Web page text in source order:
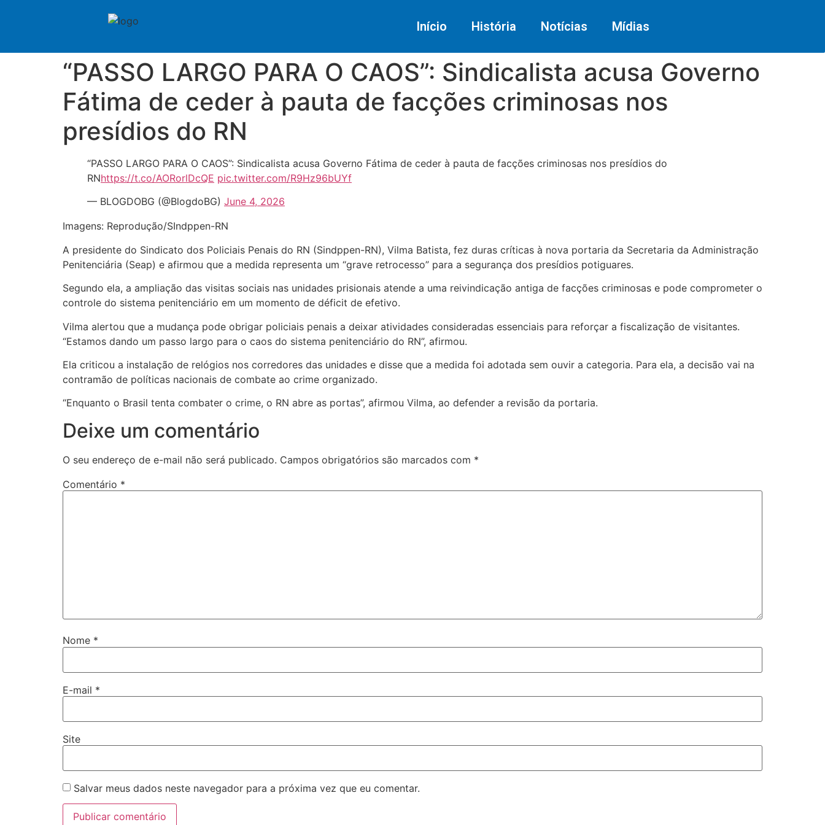
Início História Notícias Mídias
“PASSO LARGO PARA O CAOS”: Sindicalista acusa Governo
Fátima de ceder à pauta de facções criminosas nos
presídios do RN
“PASSO LARGO PARA O CAOS”: Sindicalista acusa Governo Fátima de ceder à pauta de facções criminosas nos presídios do
RNhttps://t.co/AORorlDcQE pic.twitter.com/R9Hz96bUYf
— BLOGDOBG (@BlogdoBG) June 4, 2026
Imagens: Reprodução/SIndppen-RN
A presidente do Sindicato dos Policiais Penais do RN (Sindppen-RN), Vilma Batista, fez duras críticas à nova portaria da Secretaria da Administração
Penitenciária (Seap) e afirmou que a medida representa um “grave retrocesso” para a segurança dos presídios potiguares.
Segundo ela, a ampliação das visitas sociais nas unidades prisionais atende a uma reivindicação antiga de facções criminosas e pode comprometer o
controle do sistema penitenciário em um momento de déficit de efetivo.
Vilma alertou que a mudança pode obrigar policiais penais a deixar atividades consideradas essenciais para reforçar a fiscalização de visitantes.
“Estamos dando um passo largo para o caos do sistema penitenciário do RN”, afirmou.
Ela criticou a instalação de relógios nos corredores das unidades e disse que a medida foi adotada sem ouvir a categoria. Para ela, a decisão vai na
contramão de políticas nacionais de combate ao crime organizado.
“Enquanto o Brasil tenta combater o crime, o RN abre as portas”, afirmou Vilma, ao defender a revisão da portaria.
Deixe um comentário
O seu endereço de e-mail não será publicado. Campos obrigatórios são marcados com *
Comentário *
Nome *
E-mail *
Site
Salvar meus dados neste navegador para a próxima vez que eu comentar.